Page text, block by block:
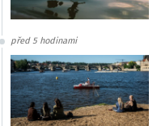
před 5 hodinami